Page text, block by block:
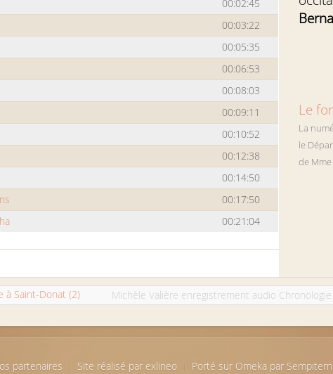
00:02:45
00:03:22
00:05:35
00:06:53
00:08:03
00:09:11
00:10:52
00:12:38
00:14:50
00:17:50
00:21:04
Le
La
le
de
à Saint-Donat (2) Michèle Valière enregistrement audio Chronologie
partenaires Site réalisé par exlineo Porté sur Omeka par